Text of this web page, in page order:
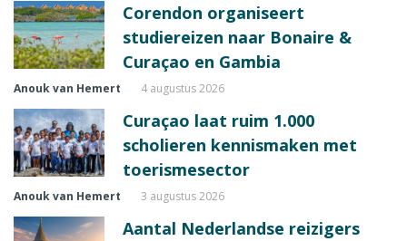
Corendon organiseert
studiereizen naar Bonaire &
Curaçao en Gambia
Anouk van Hemert 4 augustus 2026
Curaçao laat ruim 1.000
scholieren kennismaken met
toerismesector
Anouk van Hemert 3 augustus 2026
Aantal Nederlandse reizigers